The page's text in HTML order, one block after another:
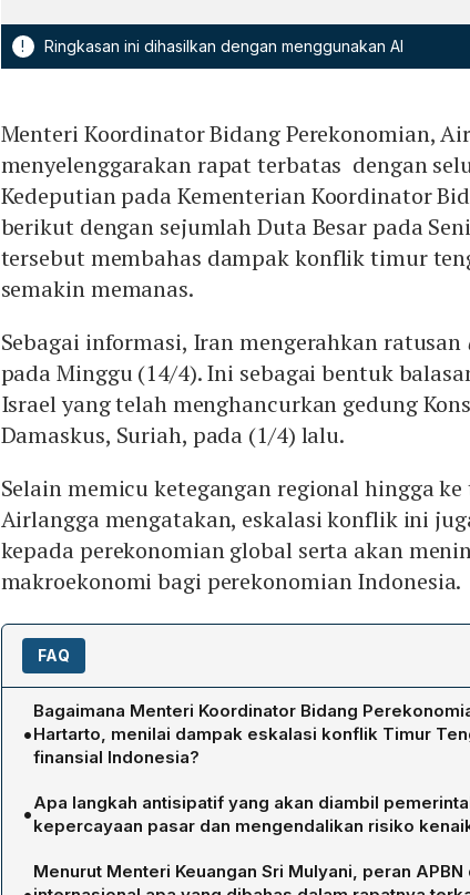
! Ringkasan ini dihasilkan dengan menggunakan AI
Menteri Koordinator Bidang Perekonomian,
menyelenggarakan rapat terbatas dengan
Kedeputian pada Kementerian Koordinator
berikut dengan sejumlah Duta Besar pada
tersebut membahas dampak konflik timur
semakin memanas.
Sebagai informasi, Iran mengerahkan ratusan
pada Minggu (14/4). Ini sebagai bentuk
Israel yang telah menghancurkan gedung
Damaskus, Suriah, pada (1/4) lalu.
Selain memicu ketegangan regional hingga
Airlangga mengatakan, eskalasi konflik ini
kepada perekonomian global serta akan
makroekonomi bagi perekonomian Indonesia.
FAQ
•
Bagaimana Menteri Koordinator Bidang
Hartarto, menilai dampak eskalasi konflik Timur
finansial Indonesia?
Airlangga menyatakan bahwa rambatan dampak konflik
pembukaan pasar Selasa 16/4, terutama lewat potensi
akibat terganggunya pasokan, naiknya harga emas
pada sektor‑sektor lain. Ia menekankan bahwa meski ada
fondasi ekonomi Indonesia masih kuat dengan
•Apa langkah antisipatif yang akan diambil
kepercayaan pasar dan mengendalikan risiko
Pemerintah akan menyiapkan kebijakan strategis yang
fiskal dan moneter, pengendalian nilai tukar, serta
Menurut Menteri Keuangan Sri Mulyani, peran APBN